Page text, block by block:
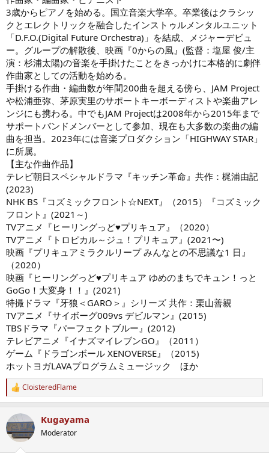
3歳からピアノを始める。国立音楽大学卒。卒業後はクラシッ
クとエレクトリックを融合したインストゥルメンタルユニット
「D.F.O.(Digital Future Orchestra)」を結成、メジャーデビュ
ー。グループの解散後、映画『0からの風』(監督：塩屋 俊/主
演：杉浦太陽)の音楽を手掛けたことをきっかけに本格的に劇伴
作曲家としての活動を始める。
手掛ける作曲・編曲数が年間200曲を超える傍ら、JAM Project
や松浦亜弥、茅原実里のサポートキーボーディストや楽曲アレ
ンジにも携わる。中でもJAM Projectは2008年から2015年まで
サポートバンドメンバーとして参加、現在も大多数の楽曲の編
曲を担当。2023年には音楽プロダクション「HIGHWAY STAR」
に所属。
【主な作曲作品】
テレビ朝日スペシャルドラマ『キッチン革命』共作：梶浦由記
(2023)
NHK BS『コズミックフロント☆NEXT』（2015）『コズミック
フロント』(2021～)
TVアニメ『ヒーリングっど♥プリキュア』（2020）
TVアニメ『トロピカル～ジュ！プリキュア』(2021〜)
映画『プリキュアミラクルリープ みんなとの不思議な1 日』
（2020）
映画『ヒーリングっど♥プリキュア ゆめのまちでキュン！っと
GoGo！大変身！！』(2021)
特撮ドラマ『牙狼＜GARO＞』シリーズ 共作：栗山善親
TVアニメ『サイボーグ009vs デビルマン』(2015)
TBSドラマ『パーフェクトブルー』(2012)
テレビアニメ『イナズマイレブンGO』（2011）
ゲーム『ドラゴンボール XENOVERSE』（2015)
ホットヨガLAVAプログラムミュージック ほか
R
e
c
t
i
CloisteredFlame
Kugayama
Moderator